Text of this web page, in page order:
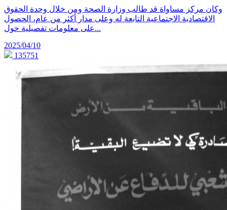
وكان مركز مساواة قد طالب وزارة الصحة ومن خلال وحدة الحقوق
الاقتصادية الاجتماعية التابعة له وعلى مدار أكثر من عام، الحصول
على معلومات تفصيلية حول...
2025/04/10
135751